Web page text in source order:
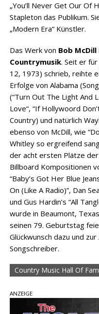
„You’ll Never Get Our Of
Stapleton das Publikum.
„Modern Era“ Künstler.
Das Werk von Bob McDill
Countrymusik. Seit er für
12, 1973) schrieb, reihte
Erfolge von Alabama
(“Turn Out The Light And
Love“, “If Hollywoord
Country) und natürlich
ebenso von McDill, wie
Whitley so ergreifend
der acht ersten Plätze
Billboard Kompositionen
“Baby’s Got Her Blue
On (Like A Radio)”, Dan
und Gus Hardin’s “All
wurde in Beaumont,
seinen 79. Geburtstag
Glückwunsch dazu und
Songschreiber.
Country Music Hall Of
ANZEIGE